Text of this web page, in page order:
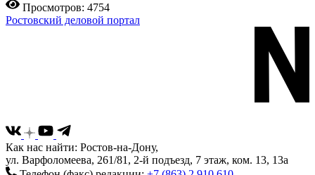
Просмотров: 4754
Ростовский деловой портал
Как нас найти: Ростов-на-Дону,
ул. Варфоломеева, 261/81, 2-й подъезд, 7 этаж, ком. 13, 13а